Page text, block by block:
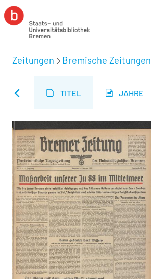
Zeitungen Bremische Zeitungen
TITEL JAHRE